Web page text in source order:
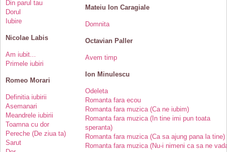
Din parul tau
Dorul
Iubire
Nicolae Labis
Am iubit...
Primele iubiri
Romeo Morari
Definitia iubirii
Asemanari
Meandrele iubirii
Toamna cu dor
Pereche (De ziua ta)
Sarut
Mateiu Ion Caragiale
Domnita
Octavian Paller
Avem timp
Ion Minulescu
Odeleta
Romanta fara ecou
Romanta fara muzica (Ca ne iubim)
Romanta fara muzica (In tine imi pun toata
speranta)
Romanta fara muzica (Ca sa ajung pana la tine)
Romanta fara muzica (Nu-i nimeni ca sa ne